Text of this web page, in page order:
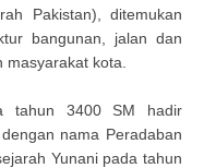
Pakistan), ditemukan
bangunan, jalan dan
kota.
tahun 3400 SM hadir
nama Peradaban
Yunani pada tahun